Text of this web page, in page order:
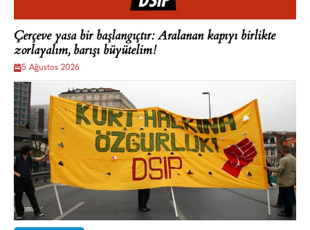
Çerçeve yasa bir başlangıçtır: Aralanan kapıyı birlikte
zorlayalım, barışı büyütelim!
5 Ağustos 2026